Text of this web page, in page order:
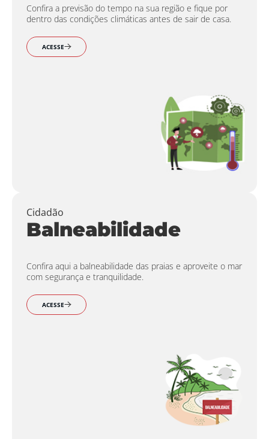
Confira a previsão do tempo na sua região e fique por
dentro das condições climáticas antes de sair de casa.
ACESSE
Cidadão
Balneabilidade
Confira aqui a balneabilidade das praias e aproveite o mar
com segurança e tranquilidade.
ACESSE